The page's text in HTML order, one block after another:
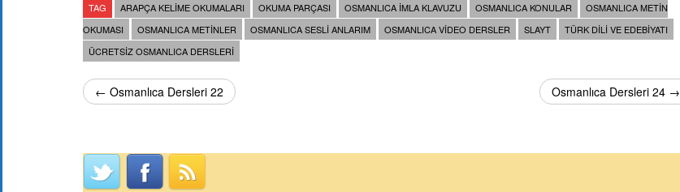
TAG
ARAPÇA KELIME OKUMALARI OKUMA PARÇASI OSMANLICA IMLA KLAVUZU OSMANLICA KONULAR
OSMANLICA METIN
OKUMASI
OSMANLICA METINLER OSMANLICA SESLI ANLARIM OSMANLICA VIDEO DERSLER SLAYT
TÜRK DILI VE EDEBIYATI
ÜCRETSIZ OSMANLICA DERSLERI
← Osmanlıca Dersleri 22 Osmanlıca Dersleri 24 →